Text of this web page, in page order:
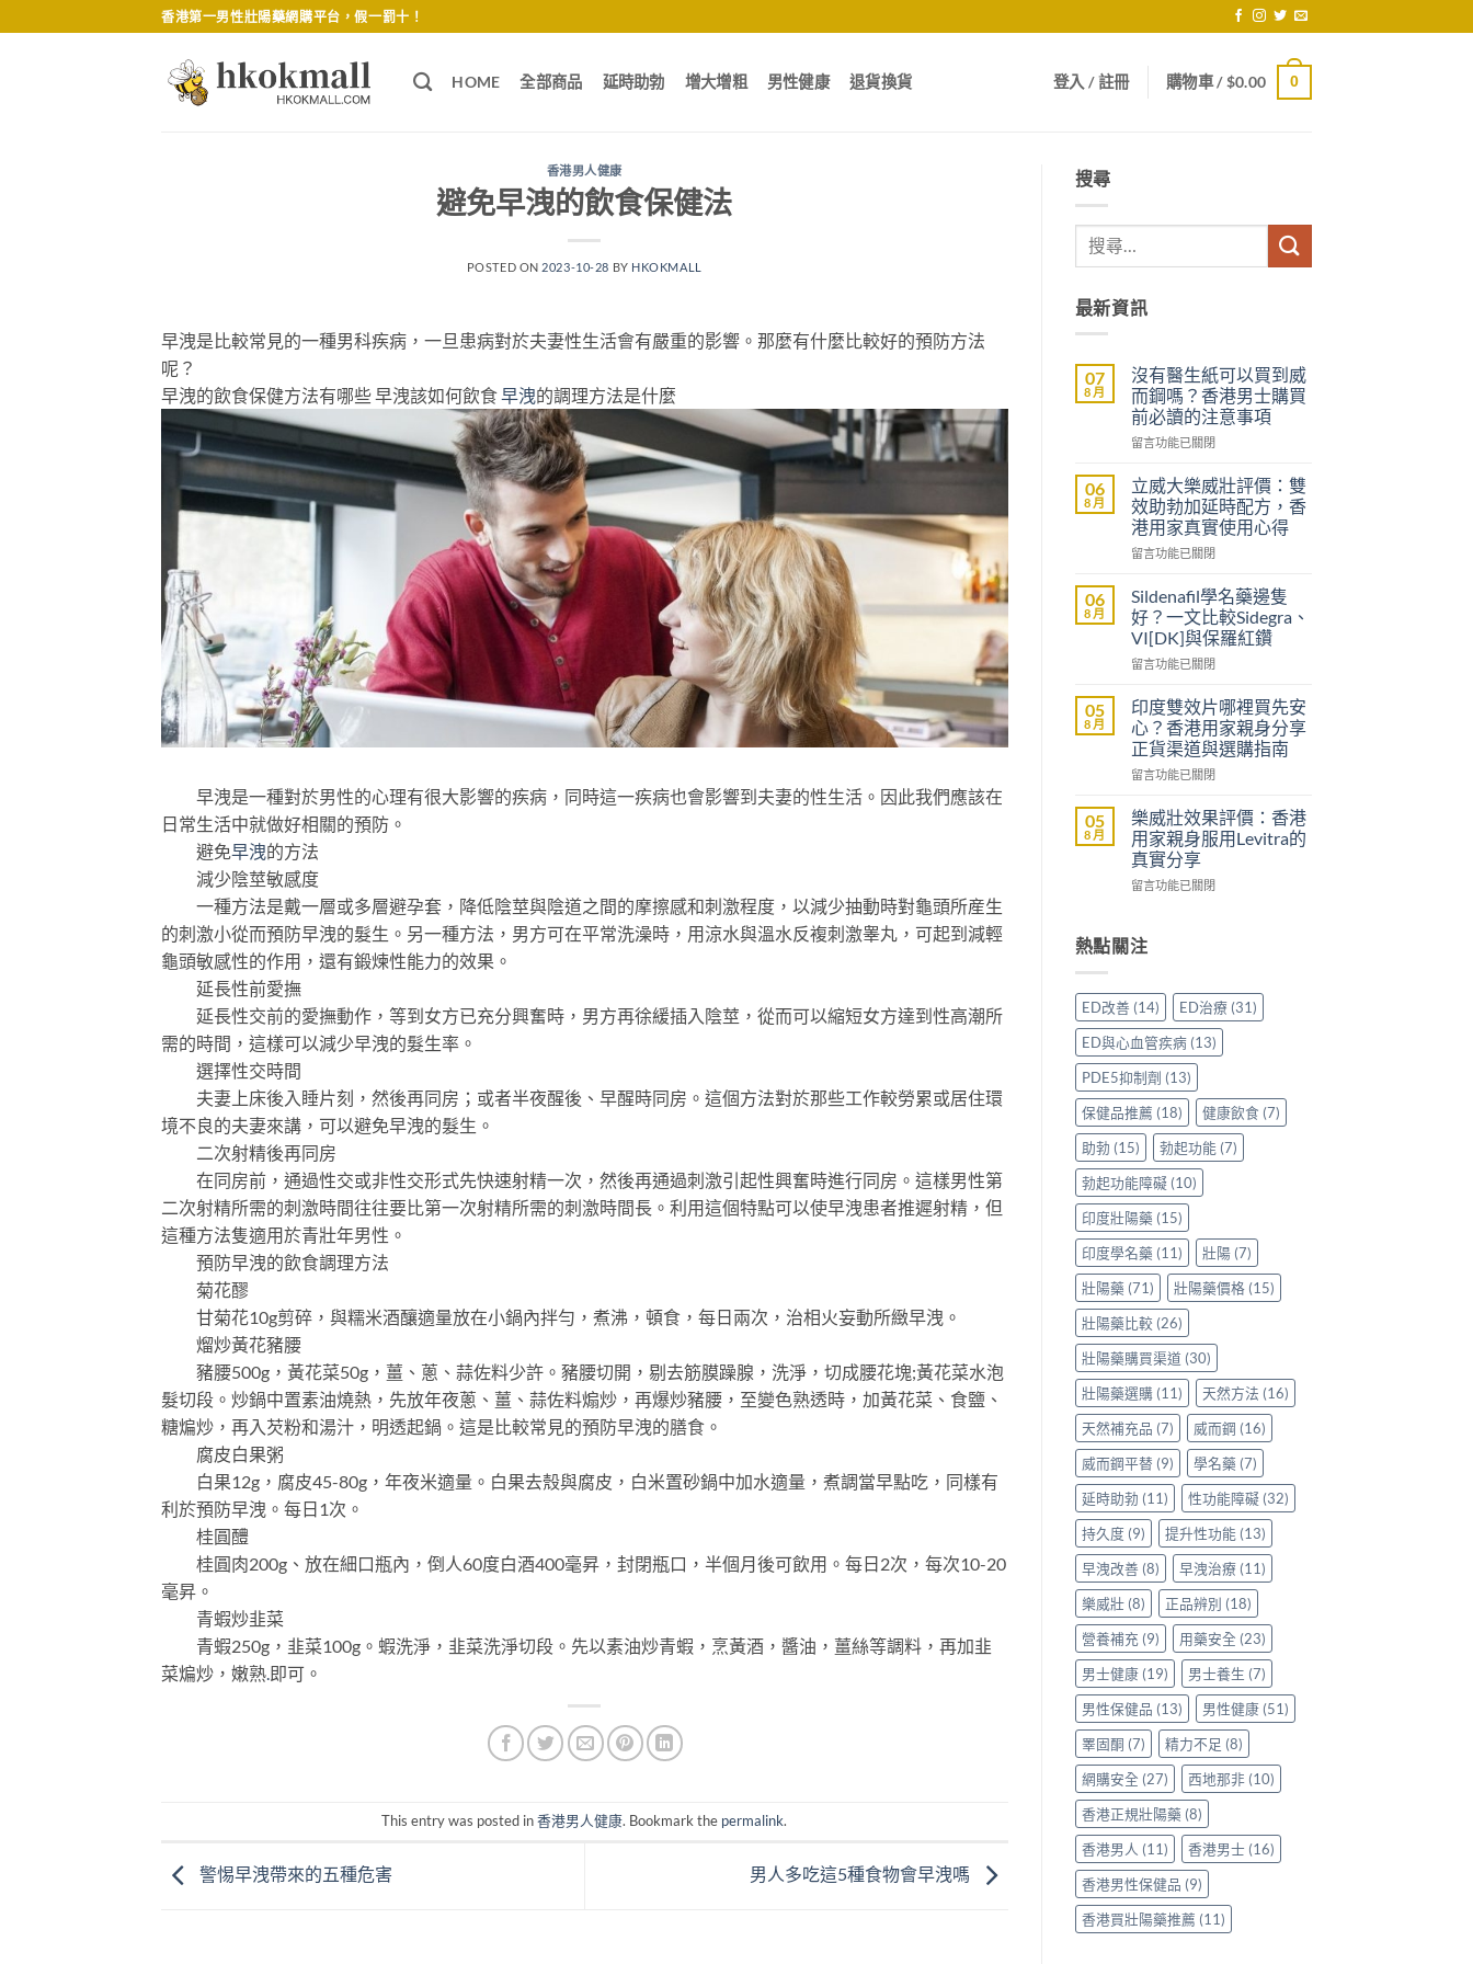
to
香港第一男性壯陽藥網購平台，假一罰十！
HOME 全部商品 延時助勃 增大增粗 男性健康 退貨換貨 登入 / 註冊 購物車 /$0.00 0
香港男人健康
避免早洩的飲食保健法
POSTED ON 2023-10-28 BY HKOKMALL
早洩是比較常見的一種男科疾病，一旦患病對於夫妻性生活會有嚴重的影響。那麼有什麼比較好的預防方法
呢？
早洩的飲食保健方法有哪些 早洩該如何飲食早洩的調理方法是什麼
早洩是一種對於男性的心理有很大影響的疾病，同時這一疾病也會影響到夫妻的性生活。因此我們應該在
日常生活中就做好相關的預防。
避免早洩的方法
減少陰莖敏感度
一種方法是戴一層或多層避孕套，降低陰莖與陰道之間的摩擦感和刺激程度，以減少抽動時對龜頭所産生
的刺激小從而預防早洩的髮生。另一種方法，男方可在平常洗澡時，用涼水與溫水反複刺激睾丸，可起到減輕
龜頭敏感性的作用，還有鍛煉性能力的效果。
延長性前愛撫
延長性交前的愛撫動作，等到女方已充分興奮時，男方再徐緩插入陰莖，從而可以縮短女方達到性高潮所
需的時間，這樣可以減少早洩的髮生率。
選擇性交時間
夫妻上床後入睡片刻，然後再同房；或者半夜醒後、早醒時同房。這個方法對於那些工作較勞累或居住環
境不良的夫妻來講，可以避免早洩的髮生。
二次射精後再同房
在同房前，通過性交或非性交形式先快速射精一次，然後再通過刺激引起性興奮時進行同房。這樣男性第
二次射精所需的刺激時間往往要比第一次射精所需的刺激時間長。利用這個特點可以使早洩患者推遲射精，但
這種方法隻適用於青壯年男性。
預防早洩的飲食調理方法
菊花醪
甘菊花10g剪碎，與糯米酒釀適量放在小鍋內拌勻，煮沸，頓食，每日兩次，治相火妄動所緻早洩。
熘炒黃花豬腰
豬腰500g，黃花菜50g，薑、蔥、蒜佐料少許。豬腰切開，剔去筋膜躁腺，洗淨，切成腰花塊;黃花菜水泡
髮切段。炒鍋中置素油燒熱，先放年夜蔥、薑、蒜佐料煽炒，再爆炒豬腰，至變色熟透時，加黃花菜、食鹽、
糖煸炒，再入芡粉和湯汁，明透起鍋。這是比較常見的預防早洩的膳食。
腐皮白果粥
白果12g，腐皮45-80g，年夜米適量。白果去殼與腐皮，白米置砂鍋中加水適量，煮調當早點吃，同樣有
利於預防早洩。每日1次。
桂圓醴
桂圓肉200g、放在細口瓶內，倒人60度白酒400毫昇，封閉瓶口，半個月後可飲用。每日2次，每次10-20
毫昇。
青蝦炒韭菜
青蝦250g，韭菜100g。蝦洗淨，韭菜洗淨切段。先以素油炒青蝦，烹黃酒，醬油，薑絲等調料，再加韭
菜煸炒，嫩熟 即可。
This entry was posted in香港男人健康. Bookmark the permalink.
警惕早洩帶來的五種危害 男人多吃這5種食物會早洩嗎
搜尋
最新資訊
07
8 月
沒有醫生紙可以買到威
而鋼嗎？香港男士購買
前必讀的注意事項
在
有
醫
生
紙
可
買
到
威
而
鋼
香
港
男
士
購
前
必
讀
的
注
項〉
留言功能已關閉
06
8 月
立威大樂威壯評價：雙
效助勃加延時配方，香
港用家真實使用心得
在
威
大
樂
威
壯
價：
雙
效
助
勃
延
時
配
方，
香
家
使
用
心
得〉
中
留言功能已關閉
06
8 月
Sildenafil學名藥邊隻
好？一文比較Sidegra、
VI[DK]與保羅紅鑽
在
學
名
藥
邊
隻
一
文
比
較
Sidegra、
保
鑽〉
中
留言功能已關閉
05
8 月
印度雙效片哪裡買先安
心？香港用家親身分享
正貨渠道與選購指南
在
度
雙
效
片
哪
先
香
港
用
家
親
身
分
享
正
貨
渠
道
與
選
購
指
南〉
中
留言功能已關閉
05
8 月
樂威壯效果評價：香港
用家親身服用Levitra的
真實分享
在
壯
效
評
價：
香
港
用
家
親
身
服
用
Levitra
的
真
實
分
享〉
中
留言功能已關閉
熱點關注
ED改善 (14) ED治療(31)
ED與心血管疾病(13)
PDE5抑制劑 (13)
保健品推薦 (18) 健康飲食 (7)
助勃 (15) 勃起功能 (7)
勃起功能障礙(10)
印度壯陽藥 (15)
印度學名藥 (11) 壯陽(7)
壯陽藥 (71) 壯陽藥價格(15)
壯陽藥比較 (26)
壯陽藥購買渠道 (30)
壯陽藥選購(11) 天然方法 (16)
天然補充品 (7) 威而鋼 (16)
威而鋼平替 (9) 學名藥 (7)
延時助勃 (11) 性功能障礙(32)
持久度 (9) 提升性功能 (13)
早洩改善 (8) 早洩治療(11)
樂威壯(8) 正品辨別 (18)
營養補充 (9) 用藥安全 (23)
男士健康(19) 男士養生 (7)
男性保健品 (13) 男性健康(51)
睪固酮 (7) 精力不足 (8)
網購安全 (27) 西地那非(10)
香港正規壯陽藥 (8)
香港男人 (11) 香港男士(16)
香港男性保健品 (9)
香港買壯陽藥推薦 (11)